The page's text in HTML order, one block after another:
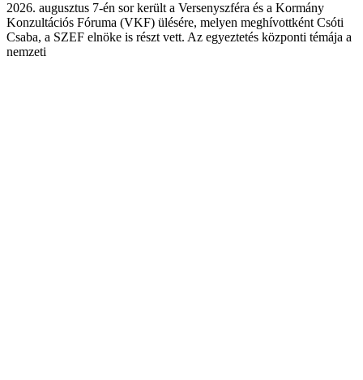
2026. augusztus 7-én sor került a Versenyszféra és a Kormány
Konzultációs Fóruma (VKF) ülésére, melyen meghívottként Csóti
Csaba, a SZEF elnöke is részt vett. Az egyeztetés központi témája a
nemzeti